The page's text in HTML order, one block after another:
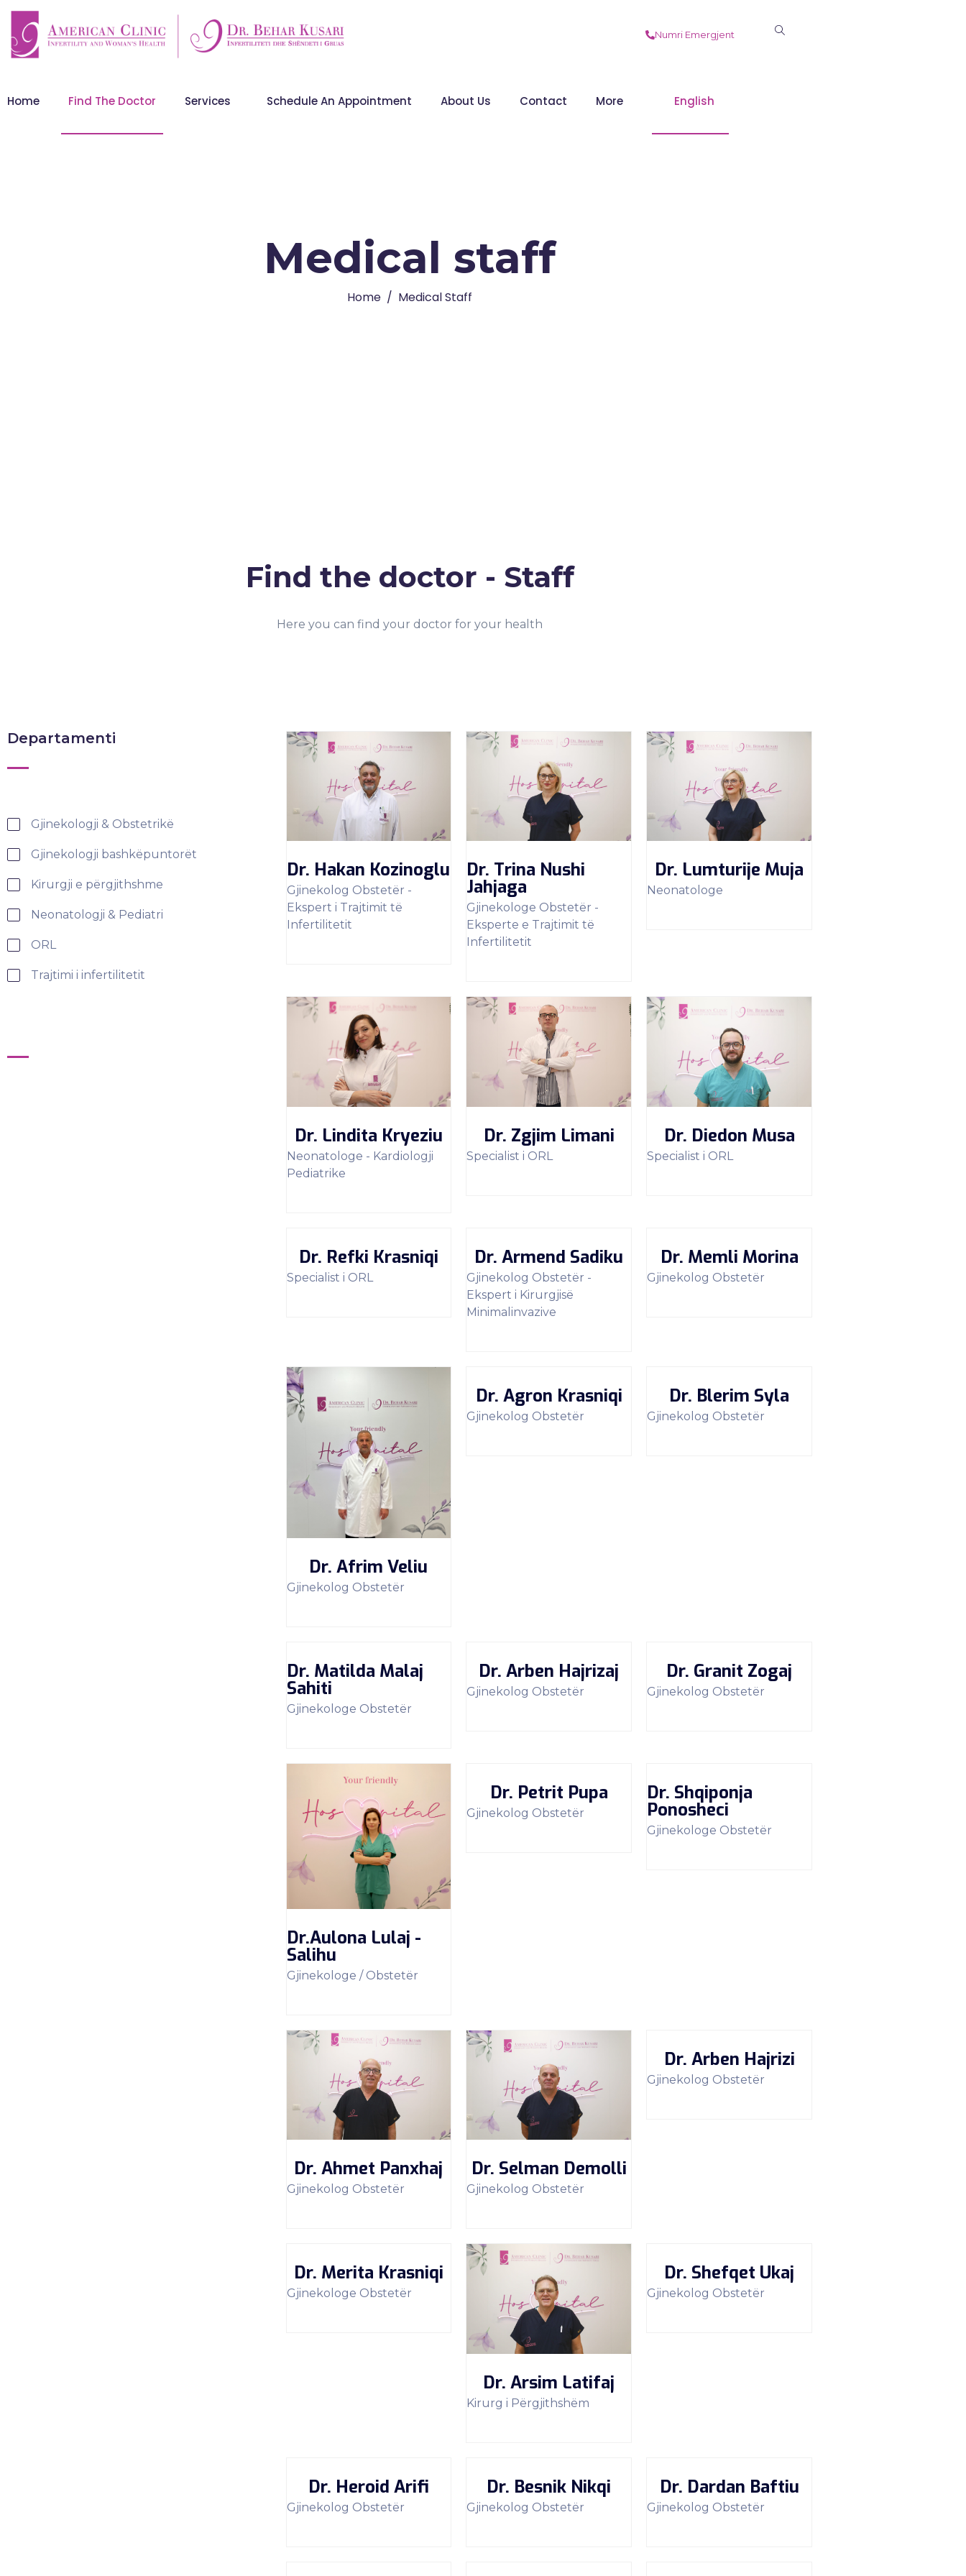
Numri Emergjent
Home Find The Doctor Services Schedule An Appointment About Us Contact More English
Medical staff
Home Medical Staff
Find the doctor - Staff
Here you can find your doctor for your health
Departamenti
Gjinekologji & Obstetrikë
Gjinekologji bashkëpuntorët
Kirurgji e përgjithshme
Neonatologji & Pediatri
ORL
Trajtimi i infertilitetit
Dr. Hakan Kozinoglu
Gjinekolog Obstetër -
Ekspert i Trajtimit të
Infertilitetit
Dr. Trina Nushi
Jahjaga
Gjinekologe Obstetër -
Eksperte e Trajtimit të
Infertilitetit
Dr. Lumturije Muja
Neonatologe
Dr. Lindita Kryeziu
Neonatologe - Kardiologji
Pediatrike
Dr. Zgjim Limani
Specialist i ORL
Dr. Diedon Musa
Specialist i ORL
Dr. Refki Krasniqi
Specialist i ORL
Dr. Armend Sadiku
Gjinekolog Obstetër -
Ekspert i Kirurgjisë
Minimalinvazive
Dr. Memli Morina
Gjinekolog Obstetër
Dr. Afrim Veliu
Gjinekolog Obstetër
Dr. Agron Krasniqi
Gjinekolog Obstetër
Dr. Blerim Syla
Gjinekolog Obstetër
Dr. Matilda Malaj
Sahiti
Gjinekologe Obstetër
Dr. Arben Hajrizaj
Gjinekolog Obstetër
Dr. Granit Zogaj
Gjinekolog Obstetër
Dr.Aulona Lulaj -
Salihu
Gjinekologe / Obstetër
Dr. Petrit Pupa
Gjinekolog Obstetër
Dr. Shqiponja
Ponosheci
Gjinekologe Obstetër
Dr. Ahmet Panxhaj
Gjinekolog Obstetër
Dr. Selman Demolli
Gjinekolog Obstetër
Dr. Arben Hajrizi
Gjinekolog Obstetër
Dr. Merita Krasniqi
Gjinekologe Obstetër
Dr. Arsim Latifaj
Kirurg i Përgjithshëm
Dr. Shefqet Ukaj
Gjinekolog Obstetër
Dr. Heroid Arifi
Gjinekolog Obstetër
Dr. Besnik Nikqi
Gjinekolog Obstetër
Dr. Dardan Baftiu
Gjinekolog Obstetër